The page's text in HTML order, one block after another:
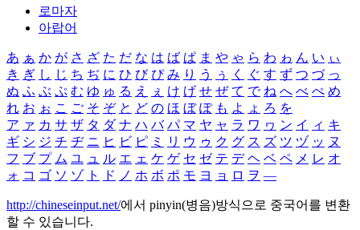
로마자
아랍어
あ ぁ か が さ ざ た だ な は ば ぱ ま や ゃ ら わ ゎ ん い ぃ
き ぎ し じ ち ぢ に ひ び ぴ み り う ぅ く ぐ す ず つ づ っ
ぬ ふ ぶ ぷ む ゆ ゅ る え ぇ け げ せ ぜ て で ね へ べ ぺ め
れ お ぉ こ ご そ ぞ と ど の ほ ぼ ぽ も よ ょ ろ を
ア ァ カ サ ザ タ ダ ナ ハ バ パ マ ヤ ャ ラ ワ ヮ ン イ ィ キ
ギ シ ジ チ ヂ ニ ヒ ビ ピ ミ リ ウ ゥ ク グ ス ズ ツ ヅ ッ ヌ
フ ブ プ ム ユ ュ ル エ ェ ケ ゲ セ ゼ テ デ ヘ ベ ペ メ レ オ
ォ コ ゴ ソ ゾ ト ド ノ ホ ボ ポ モ ヨ ョ ロ ヲ ―
http://chineseinput.net/에서 pinyin(병음)방식으로 중국어를 변환
할 수 있습니다.